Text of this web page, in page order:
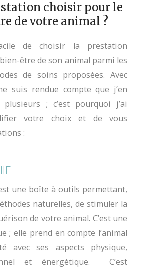
choisir pour le
de votre animal ?
de choisir la prestation
être de son animal parmi les
de soins proposées. Avec
suis rendue compte que j’en
; c’est pourquoi j’ai
votre choix et de vous
:
une boîte à outils permettant,
naturelles, de stimuler la
de votre animal. C’est une
; elle prend en compte l’animal
avec ses aspects physique,
et énergétique. C’est